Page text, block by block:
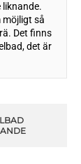
liknande.
möjligt så
Det finns
det är